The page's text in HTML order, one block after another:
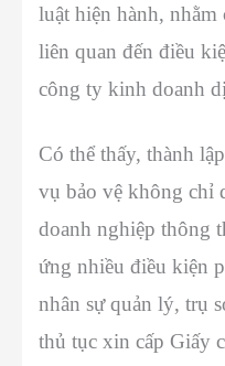
luật hiện hành,
liên quan đến điều
công ty kinh doanh
Có thể thấy, thành
vụ bảo vệ không chỉ
doanh nghiệp thông
ứng nhiều điều kiện
nhân sự quản lý, trụ
thủ tục xin cấp Giấy